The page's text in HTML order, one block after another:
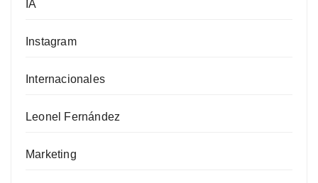
IA
Instagram
Internacionales
Leonel Fernández
Marketing